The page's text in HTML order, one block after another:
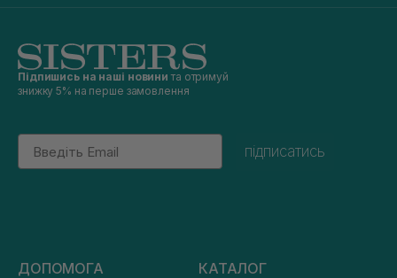
Підпишись на наші новини та отримуй
знижку 5% на перше замовлення
Email
підписатись
ДОПОМОГА КАТАЛОГ